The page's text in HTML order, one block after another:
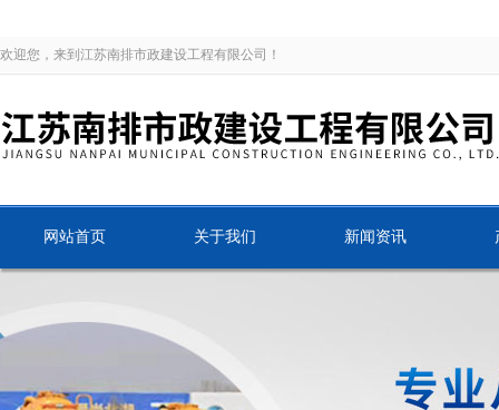
欢迎您，来到江苏南排市政建设工程有限公司！
网站首页 关于我们 新闻资讯